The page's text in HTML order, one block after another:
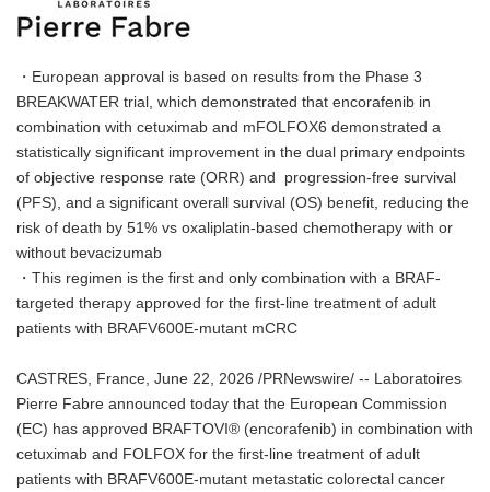
・European approval is based on results from the Phase 3
BREAKWATER trial, which demonstrated that encorafenib in
combination with cetuximab and mFOLFOX6 demonstrated a
statistically significant improvement in the dual primary endpoints
of objective response rate (ORR) and progression-free survival
(PFS), and a significant overall survival (OS) benefit, reducing the
risk of death by 51% vs oxaliplatin-based chemotherapy with or
without bevacizumab
・This regimen is the first and only combination with a BRAF-
targeted therapy approved for the first-line treatment of adult
patients with BRAFV600E-mutant mCRC
CASTRES, France, June 22, 2026 /PRNewswire/ -- Laboratoires
Pierre Fabre announced today that the European Commission
(EC) has approved BRAFTOVI® (encorafenib) in combination with
cetuximab and FOLFOX for the first-line treatment of adult
patients with BRAFV600E-mutant metastatic colorectal cancer